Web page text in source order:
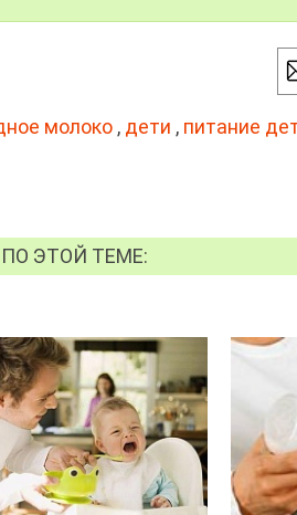
молоко , дети , питание
ЭТОЙ ТЕМЕ: